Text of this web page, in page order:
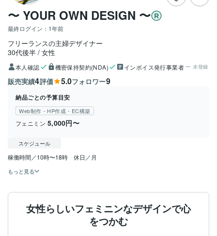
〜 YOUR OWN DESIGN 〜
最終ログイン： 1年前
フリーランスの主婦デザイナー
30代後半 女性
本人確認 機密保持契約(NDA) インボイス発行事業者 未登録
販売実績4評価 5.0フォロワー9
納品ごとの予算目安
Web制作・HP作成・EC構築
フェニミン 5,000円〜
スケジュール
もっと見る
女性らしいフェミニンなデザインで心
をつかむ